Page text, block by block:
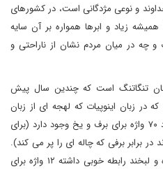
و نوعی مژدگانی است، در کشورهای
زیاد و ابرها همواره بر آن سایه
و چه در میان مردم نشان از ناراحتی و
تنگاتنگ است که چندین سال پیش
در زبان اینوپیات که لهجه ای از زبان
مردمان اینوئیت در شمال است، حدود ۷۰ واژه برای برف و یخ وجود دارد (برای
برابر برفی که چاله ای را پر می کند).
در زبان فارسی هم که همواره با خنده و لبخند رابطه خوبی داشته ۱۲ واژه برای